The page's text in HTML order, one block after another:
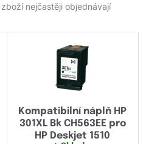
nejčastěji objednávají
Kompatibilní náplň HP
301XL Bk CH563EE pro
HP Deskjet 1510